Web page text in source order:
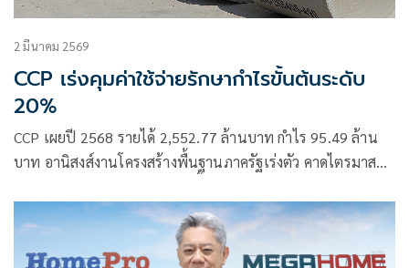
2 มีนาคม 2569
CCP เร่งคุมค่าใช้จ่ายรักษากำไรขั้นต้นระดับ
20%
CCP เผยปี 2568 รายได้ 2,552.77 ล้านบาท กำไร 95.49 ล้าน
บาท อานิสงส์งานโครงสร้างพื้นฐานภาครัฐเร่งตัว คาดไตรมาส
ผลิตภัณฑ์คอนกรีต Green Product เพิ่มประสิทธิภาพการผลิต
ควบคุมต้นทุนเข้ม รักษาอัตรากำไรขั้นต้นระดับ 20%